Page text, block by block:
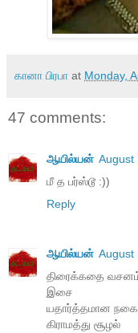
கானா பிரபா at Monday,
47 comments:
ஆயில்யன் August
மீ த பர்ஸ்டூ :))
Reply
ஆயில்யன் August
திரைக்கதை
இசை
யதார்த்தமான
கிராமத்து சூழல்